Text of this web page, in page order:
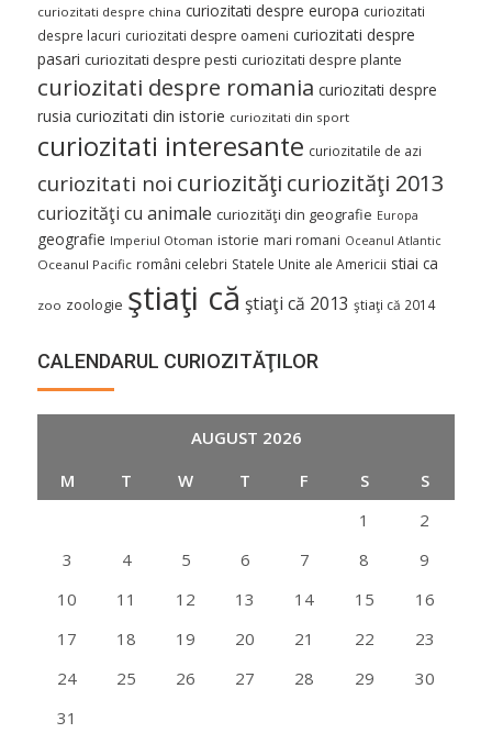
curiozitati despre china curiozitati despre europa curiozitati
despre lacuri curiozitati despre oameni curiozitati despre
pasari curiozitati despre pesti curiozitati despre plante
curiozitati despre romania curiozitati despre
rusia curiozitati din istorie curiozitati din sport
curiozitati interesante curiozitatile de azi
curiozitati noi curiozităţi curiozităţi 2013
curiozităţi cu animale curiozităţi din geografie Europa
geografie Imperiul Otoman istorie mari romani Oceanul Atlantic
Oceanul Pacific români celebri Statele Unite ale Americii stiai ca
zoo zoologie ştiaţi că ştiaţi că 2013 ştiaţi că 2014
CALENDARUL CURIOZITĂŢILOR
AUGUST 2026
M
T W T F S
S
1
2
3
4 5 6 7 8
9
10
11 12 13 14 15
16
17
18 19 20 21 22
23
24
25 26 27 28 29
30
31